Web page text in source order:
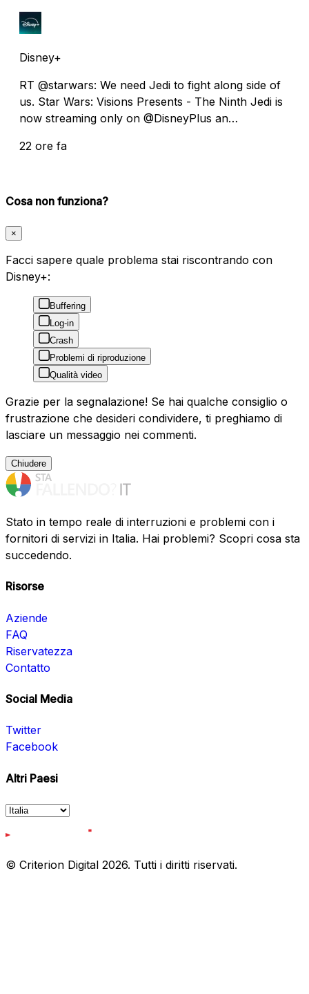
Disney+
RT @starwars: We need Jedi to fight along side of
us. Star Wars: Visions Presents - The Ninth Jedi is
now streaming only on @DisneyPlus an…
22 ore fa
Cosa non funziona?
×
Facci sapere quale problema stai riscontrando con
Disney+:
Buffering
Log-in
Crash
Problemi di riproduzione
Qualità video
Grazie per la segnalazione! Se hai qualche consiglio o
frustrazione che desideri condividere, ti preghiamo di
lasciare un messaggio nei commenti.
Chiudere
Stato in tempo reale di interruzioni e problemi con i
fornitori di servizi in Italia. Hai problemi? Scopri cosa sta
succedendo.
Risorse
Aziende
FAQ
Riservatezza
Contatto
Social Media
Twitter
Facebook
Altri Paesi
© Criterion Digital 2026. Tutti i diritti riservati.